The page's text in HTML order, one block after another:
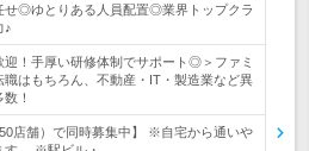
せ◎ゆとりある人員配置◎業界トップクラ
♪
迎！手厚い研修体制でサポート◎＞ファミ
職はもちろん、不動産・IT・製造業など異
！
店舗）で同時募集中】 ※自宅から通いや